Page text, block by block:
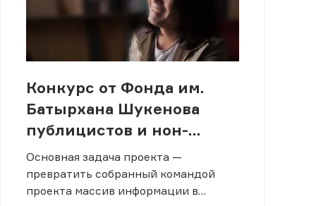
Конкурс от Фонда им.
Батырхана Шукенова
публицистов и нон-
фикшн авторов
Основная задача проекта —
превратить собранный командой
проекта массив информации в